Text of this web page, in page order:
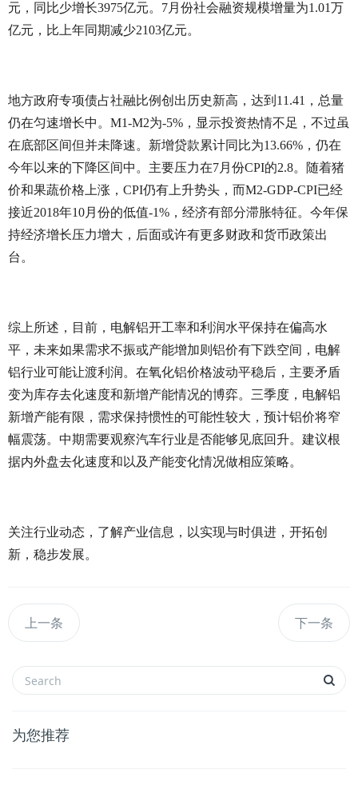
元，同比少增长3975亿元。7月份社会融资规模增量为1.01万
亿元，比上年同期减少2103亿元。
地方政府专项债占社融比例创出历史新高，达到11.41，总量
仍在匀速增长中。M1-M2为-5%，显示投资热情不足，不过虽
在底部区间但并未降速。新增贷款累计同比为13.66%，仍在
今年以来的下降区间中。主要压力在7月份CPI的2.8。随着猪
价和果蔬价格上涨，CPI仍有上升势头，而M2-GDP-CPI已经
接近2018年10月份的低值-1%，经济有部分滞胀特征。今年保
持经济增长压力增大，后面或许有更多财政和货币政策出
台。
综上所述，目前，电解铝开工率和利润水平保持在偏高水
平，未来如果需求不振或产能增加则铝价有下跌空间，电解
铝行业可能让渡利润。在氧化铝价格波动平稳后，主要矛盾
变为库存去化速度和新增产能情况的博弈。三季度，电解铝
新增产能有限，需求保持惯性的可能性较大，预计铝价将窄
幅震荡。中期需要观察汽车行业是否能够见底回升。建议根
据内外盘去化速度和以及产能变化情况做相应策略。
关注行业动态，了解产业信息，以实现与时俱进，开拓创
新，稳步发展。
上一条 下一条
为您推荐